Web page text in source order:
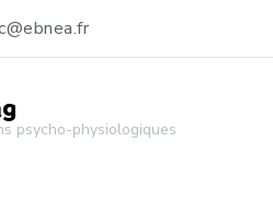
psycho-physiologiques